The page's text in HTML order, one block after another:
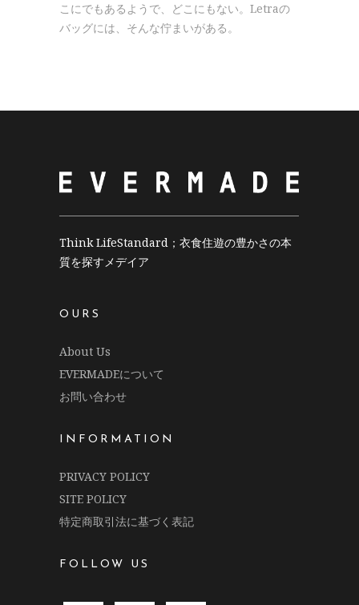
こにでもあるようで、どこにもない。Letraの
バッグには、そんな佇まいがある。
Think LifeStandard；衣食住遊の豊かさの本
質を探すメデイア
OURS
About Us
EVERMADEについて
お問い合わせ
INFORMATION
PRIVACY POLICY
SITE POLICY
特定商取引法に基づく表記
FOLLOW US